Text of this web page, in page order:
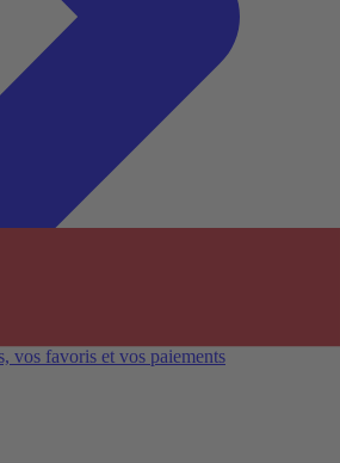
vos favoris et vos paiements